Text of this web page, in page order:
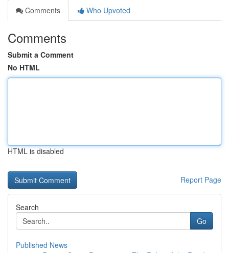
Comments
Who Upvoted
Comments
Submit a Comment
No HTML
HTML is disabled
Report Page
Search
Go
Published News